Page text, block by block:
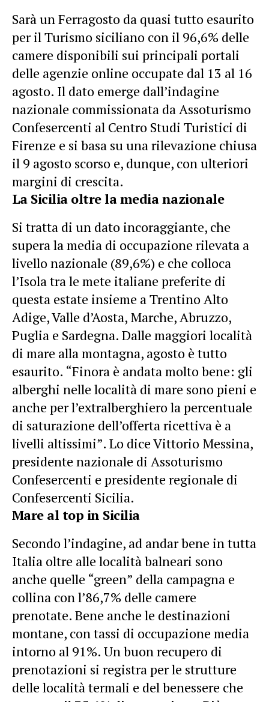
Sarà un Ferragosto da quasi tutto esaurito
per il Turismo siciliano con il 96,6% delle
camere disponibili sui principali portali
delle agenzie online occupate dal 13 al 16
agosto. Il dato emerge dall’indagine
nazionale commissionata da Assoturismo
Confesercenti al Centro Studi Turistici di
Firenze e si basa su una rilevazione chiusa
il 9 agosto scorso e, dunque, con ulteriori
margini di crescita.
La Sicilia oltre la media nazionale
Si tratta di un dato incoraggiante, che
supera la media di occupazione rilevata a
livello nazionale (89,6%) e che colloca
l’Isola tra le mete italiane preferite di
questa estate insieme a Trentino Alto
Adige, Valle d’Aosta, Marche, Abruzzo,
Puglia e Sardegna. Dalle maggiori località
di mare alla montagna, agosto è tutto
esaurito. “Finora è andata molto bene: gli
alberghi nelle località di mare sono pieni e
anche per l’extralberghiero la percentuale
di saturazione dell’offerta ricettiva è a
livelli altissimi”. Lo dice Vittorio Messina,
presidente nazionale di Assoturismo
Confesercenti e presidente regionale di
Confesercenti Sicilia.
Mare al top in Sicilia
Secondo l’indagine, ad andar bene in tutta
Italia oltre alle località balneari sono
anche quelle “green” della campagna e
collina con l’86,7% delle camere
prenotate. Bene anche le destinazioni
montane, con tassi di occupazione media
intorno al 91%. Un buon recupero di
prenotazioni si registra per le strutture
delle località termali e del benessere che